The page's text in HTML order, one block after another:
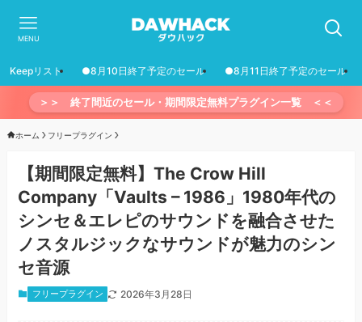
MENU
Keepリスト ●8月10日終了予定のセール ●8月11日終了予定のセール
＞＞ 終了間近のセール・期間限定無料プラグイン一覧 ＜＜
ホーム フリープラグイン
【期間限定無料】The Crow Hill
Company「Vaults – 1986」1980年代の
シンセ＆エレピのサウンドを融合させた
ノスタルジックなサウンドが魅力のシン
セ音源
フリープラグイン 2026年3月28日